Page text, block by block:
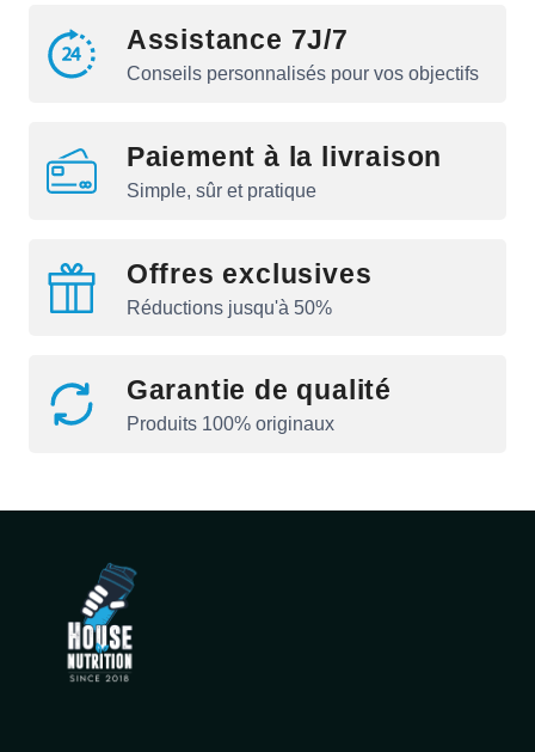
Assistance 7J/7
Conseils personnalisés pour vos objectifs
Paiement à la livraison
Simple, sûr et pratique
Offres exclusives
Réductions jusqu'à 50%
Garantie de qualité
Produits 100% originaux